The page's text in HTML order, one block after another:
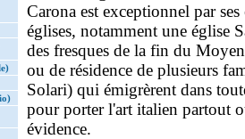
Carona est exceptionnel par
églises, notamment une église
des fresques de la fin du
ou de résidence de plusieurs
Solari) qui émigrèrent dans
pour porter l'art italien partout
évidence.